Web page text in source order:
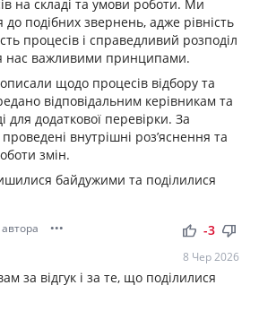
на складі та умови роботи. Ми
подібних звернень, адже рівність
процесів і справедливий розподіл
нас важливими принципами.
щодо процесів відбору та
відповідальним керівникам та
для додаткової перевірки. За
проведені внутрішні роз’яснення та
змін.
байдужими та поділилися
автора ••• thumb_up thumb_down
-3
8 Чер 2026
за відгук і за те, що поділилися